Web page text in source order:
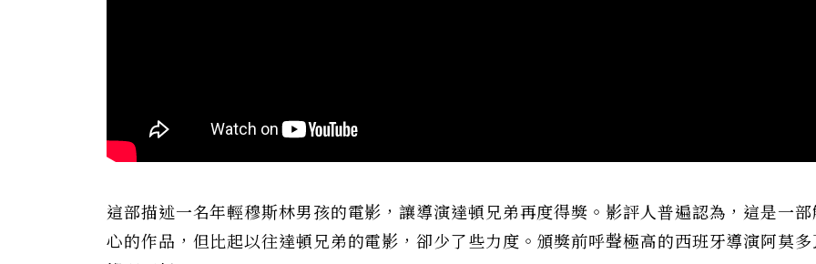
這部描述一名年輕穆斯林男孩的電影，讓導演達頓兄弟再度得獎。影評人普遍認為，這是一
心的作品，但比起以往達頓兄弟的電影，卻少了些力度。頒獎前呼聲極高的西班牙導演阿莫多